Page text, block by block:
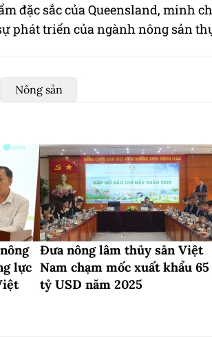
đặc sắc của Queensland, minh
phát triển của ngành nông sản
Nông sản
lực
Đưa nông lâm thủy sản Việt
Nam chạm mốc xuất khẩu 65
tỷ USD năm 2025